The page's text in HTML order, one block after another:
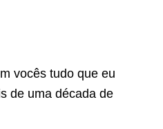
vocês tudo que eu
de uma década de